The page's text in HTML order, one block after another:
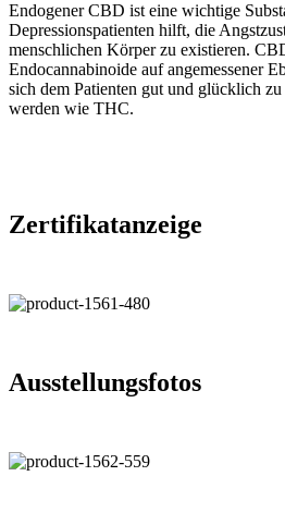
Endogener CBD ist eine wichtige
Depressionspatienten hilft, die
menschlichen Körper zu existieren.
Endocannabinoide auf angemessener
sich dem Patienten gut und glücklich
werden wie THC.
Zertifikatanzeige
Ausstellungsfotos